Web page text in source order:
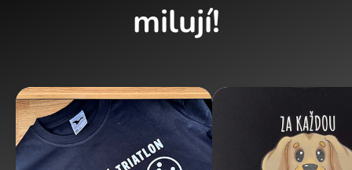
milují!